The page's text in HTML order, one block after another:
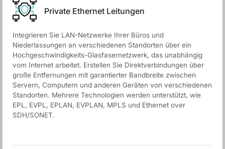
Private Ethernet Leitungen
Integrieren Sie LAN-Netzwerke Ihrer Büros und
Niederlassungen an verschiedenen Standorten über ein
Hochgeschwindigkeits-Glasfasernetzwerk, das unabhängig
vom Internet arbeitet. Erstellen Sie Direktverbindungen über
große Entfernungen mit garantierter Bandbreite zwischen
Servern, Computern und anderen Geräten von verschiedenen
Standorten. Mehrere Technologien werden unterstützt, wie
EPL, EVPL, EPLAN, EVPLAN, MPLS und Ethernet over
SDH/SONET.